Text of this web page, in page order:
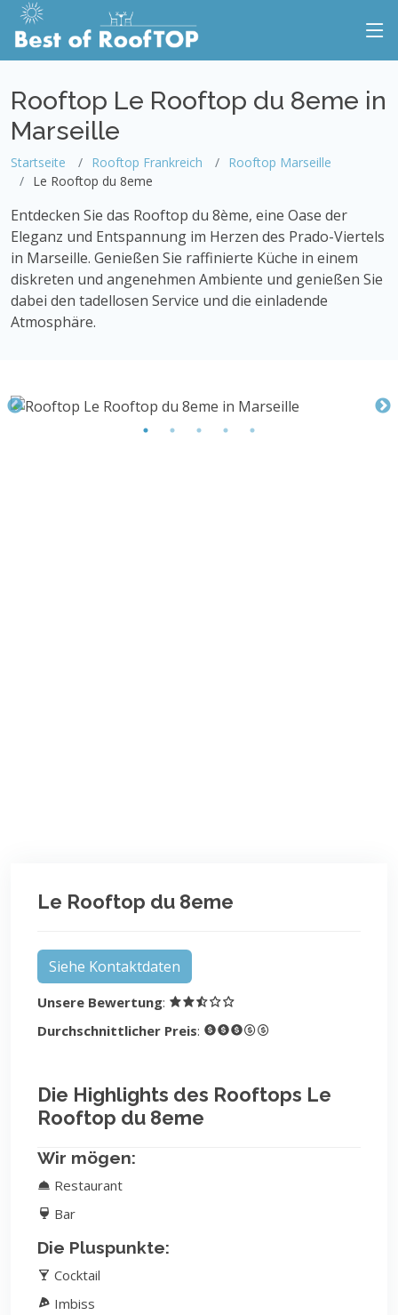
Rooftop Le Rooftop du 8eme in
Marseille
Startseite Rooftop Frankreich
Rooftop Marseille
Le Rooftop du 8eme
Entdecken Sie das Rooftop du 8ème, eine Oase der
Eleganz und Entspannung im Herzen des Prado-Viertels
in Marseille. Genießen Sie raffinierte Küche in einem
diskreten und angenehmen Ambiente und genießen Sie
dabei den tadellosen Service und die einladende
Atmosphäre.
Le Rooftop du 8eme
Siehe Kontaktdaten
Unsere Bewertung:
Durchschnittlicher Preis:
Die Highlights des Rooftops Le
Rooftop du 8eme
Wir mögen:
Restaurant
Bar
Die Pluspunkte:
Cocktail
Imbiss